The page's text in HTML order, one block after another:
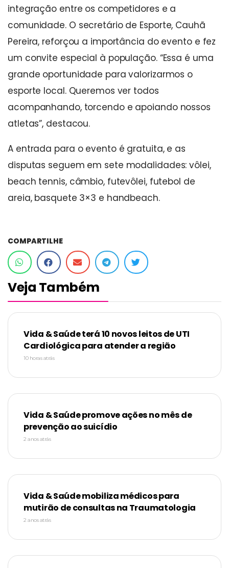
integração entre os competidores e a
comunidade. O secretário de Esporte, Cauhã
Pereira, reforçou a importância do evento e fez
um convite especial à população. “Essa é uma
grande oportunidade para valorizarmos o
esporte local. Queremos ver todos
acompanhando, torcendo e apoiando nossos
atletas”, destacou.
A entrada para o evento é gratuita, e as
disputas seguem em sete modalidades: vôlei,
beach tennis, câmbio, futevôlei, futebol de
areia, basquete 3×3 e handbeach.
COMPARTILHE
Veja Também
Vida & Saúde terá 10 novos leitos de UTI
Cardiológica para atender a região
10 horas atrás
Vida & Saúde promove ações no mês de
prevenção ao suicídio
2 anos atrás
Vida & Saúde mobiliza médicos para
mutirão de consultas na Traumatologia
2 anos atrás